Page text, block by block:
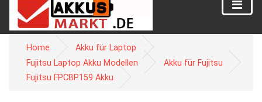
Home
Akku für Laptop
Fujitsu Laptop Akku Modellen
Akku für Fujitsu
Fujitsu FPCBP159 Akku